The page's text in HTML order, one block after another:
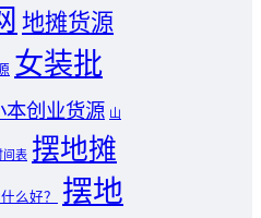
地摊货源
女装批
本创业货源 山
间表 摆地摊
么好？
摆地